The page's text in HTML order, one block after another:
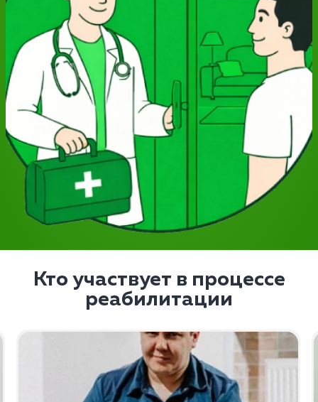
Кто участвует в процессе
реабилитации